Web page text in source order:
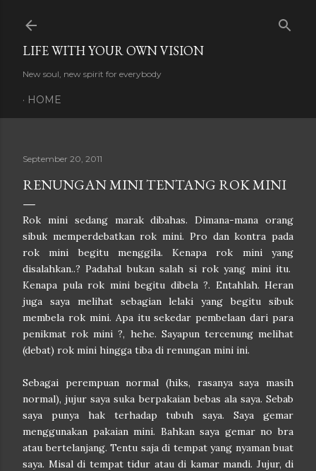
LIFE WITH YOUR OWN VISION
New soul, new spirit for everybody
HOME
September 20, 2011
RENUNGAN MINI TENTANG ROK MINI
Rok mini sedang marak dibahas. Dimana-mana orang
sibuk memperdebatkan rok mini. Pro dan kontra pada
rok mini begitu menggila. Kenapa rok mini yang
disalahkan..? Padahal bukan salah si rok yang mini itu.
Kenapa pula rok mini begitu dibela ?. Entahlah. Heran
juga saya melihat sebagian lelaki yang begitu sibuk
membela rok mini. Apa itu sekedar pembelaan dari para
penikmat rok mini ?, hehe. Sayapun tercenung melihat
(debat) rok mini hingga tiba di renungan mini ini.
Sebagai perempuan normal (hiks, rasanya saya masih
normal), jujur saya suka berpakaian bebas ala saya. Sebab
saya punya hak terhadap tubuh saya. Saya gemar
menggunakan pakaian mini. Bahkan saya gemar no bra
atau bertelanjang. Tentu saja di tempat yang nyaman buat
saya. Misal di tempat tidur atau di kamar mandi. Jujur, di